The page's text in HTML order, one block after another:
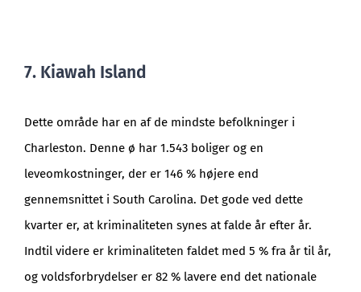
7. Kiawah Island
Dette område har en af de mindste befolkninger i
Charleston. Denne ø har 1.543 boliger og en
leveomkostninger, der er 146 % højere end
gennemsnittet i South Carolina. Det gode ved dette
kvarter er, at kriminaliteten synes at falde år efter år.
Indtil videre er kriminaliteten faldet med 5 % fra år til år,
og voldsforbrydelser er 82 % lavere end det nationale